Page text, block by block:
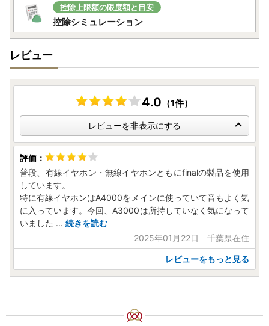
控除上限額の限度額と目安
控除シミュレーション
レビュー
4.0 （1件）
レビューを非表示にする
普段、有線イヤホン・無線イヤホンともにfinalの製品を使用
しています。
特に有線イヤホンはA4000をメインに使っていて音もよく気
に入っています。今回、A3000は所持していなく気になって
いました ... 続きを読む
2025年01月22日 千葉県在住
レビューをもっと見る